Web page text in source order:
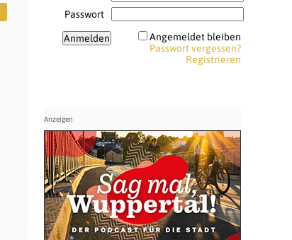
Passwort
Angemeldet bleiben
Passwort vergessen?
Registrieren